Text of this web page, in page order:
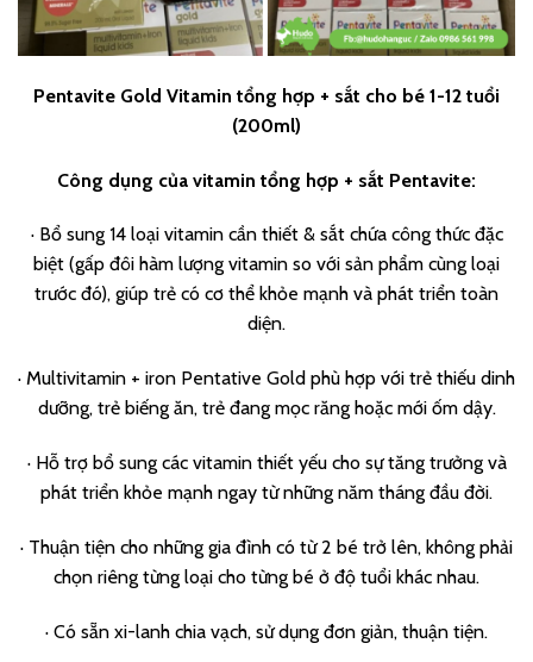
Pentavite Gold Vitamin tổng hợp + sắt cho bé 1-12 tuổi
(200ml)
Công dụng của vitamin tổng hợp + sắt Pentavite:
· Bổ sung 14 loại vitamin cần thiết & sắt chứa công thức đặc
biệt (gấp đôi hàm lượng vitamin so với sản phẩm cùng loại
trước đó), giúp trẻ có cơ thể khỏe mạnh và phát triển toàn
diện.
· Multivitamin + iron Pentative Gold phù hợp với trẻ thiếu dinh
dưỡng, trẻ biếng ăn, trẻ đang mọc răng hoặc mới ốm dậy.
· Hỗ trợ bổ sung các vitamin thiết yếu cho sự tăng trưởng và
phát triển khỏe mạnh ngay từ những năm tháng đầu đời.
· Thuận tiện cho những gia đình có từ 2 bé trở lên, không phải
chọn riêng từng loại cho từng bé ở độ tuổi khác nhau.
· Có sẵn xi-lanh chia vạch, sử dụng đơn giản, thuận tiện.